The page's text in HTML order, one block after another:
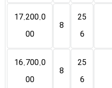
25
6
8
17.200.0
00
25
6
8
16.700.0
00